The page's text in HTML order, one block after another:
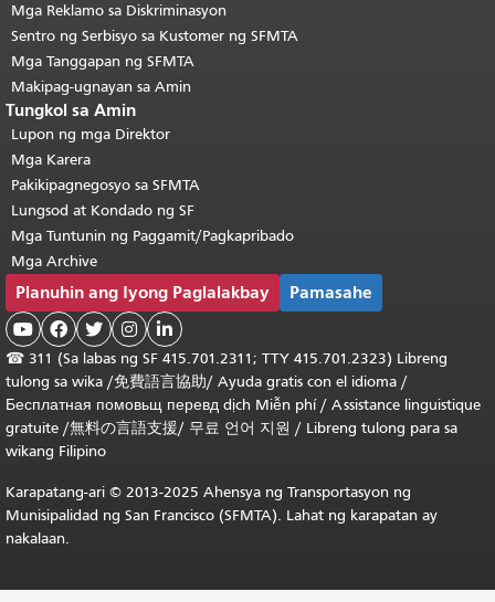
Mga Reklamo sa Diskriminasyon
Sentro ng Serbisyo sa Kustomer ng SFMTA
Mga Tanggapan ng SFMTA
Makipag-ugnayan sa Amin
Tungkol sa Amin
Lupon ng mga Direktor
Mga Karera
Pakikipagnegosyo sa SFMTA
Lungsod at Kondado ng SF
Mga Tuntunin ng Paggamit/Pagkapribado
Mga Archive
Planuhin ang Iyong Paglalakbay Pamasahe
    
☎ 311 (Sa labas ng SF 415.701.2311; TTY 415.701.2323) Libreng
tulong sa wika /免費語言協助/ Ayuda gratis con el idioma /
Бесплатная помовьщ перевд dịch Miễn phí/ Assistance linguistique
gratuite /無料の言語支援/ 무료 언어 지원 / Libreng tulong para sa
wikang Filipino
Karapatang-ari © 2013-2025 Ahensya ng Transportasyon ng
Munisipalidad ng San Francisco (SFMTA). Lahat ng karapatan ay
nakalaan.